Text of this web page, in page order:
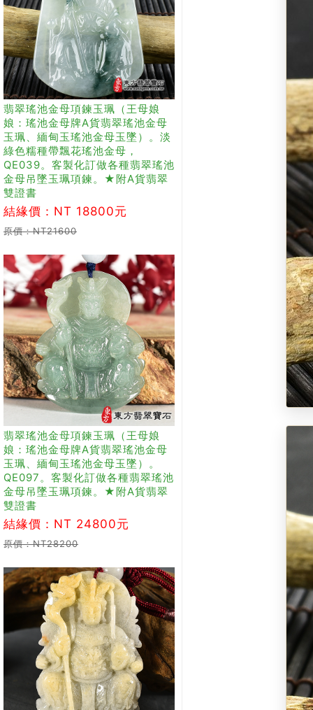
翡翠瑤池金母項鍊玉珮（王母娘
娘：瑤池金母牌A貨翡翠瑤池金母
玉珮、緬甸玉瑤池金母玉墜）。淡
綠色糯種帶飄花瑤池金母，
QE039。客製化訂做各種翡翠瑤池
金母吊墜玉珮項鍊。★附A貨翡翠
雙證書
結緣價：NT 18800元
原價：NT21600
翡翠瑤池金母項鍊玉珮（王母娘
娘：瑤池金母牌A貨翡翠瑤池金母
玉珮、緬甸玉瑤池金母玉墜）。
QE097。客製化訂做各種翡翠瑤池
金母吊墜玉珮項鍊。★附A貨翡翠
雙證書
結緣價：NT 24800元
原價：NT28200